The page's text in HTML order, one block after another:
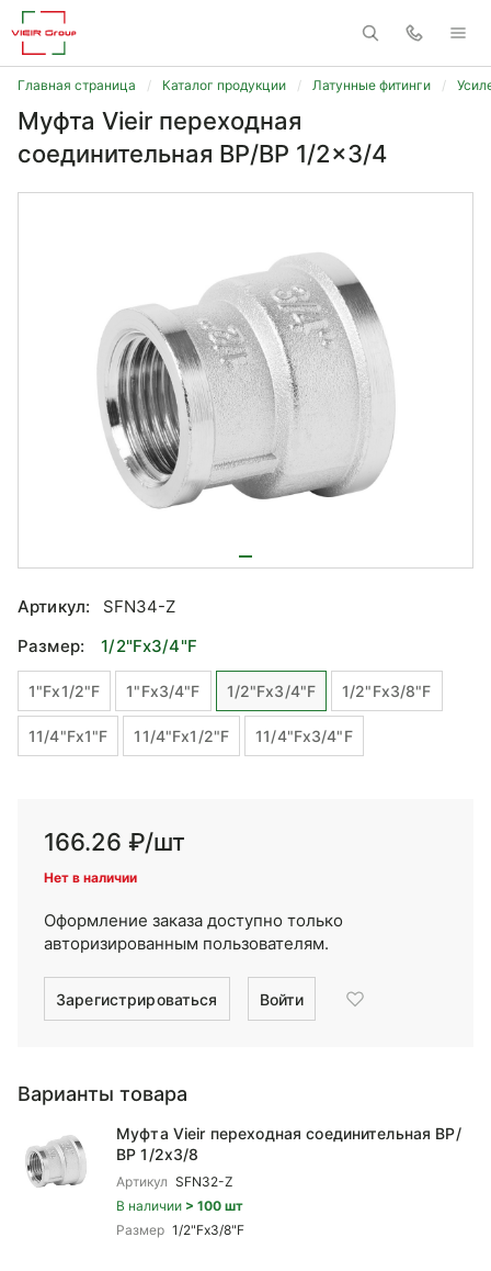
Главная страница Каталог продукции Латунные фитинги
Муфта Vieir переходная
соединительная ВР/ВР 1/2x3/4
Артикул:
SFN34-Z
Размер:
1/2"Fx3/4"F
1"Fx1/2"F 1"Fx3/4"F 1/2"Fx3/4"F 1/2"Fx3/8"F
11/4"Fx1"F 11/4"Fx1/2"F 11/4"Fx3/4"F
166.26 ₽/шт
Нет в наличии
Оформление заказа доступно только
авторизированным пользователям.
Зарегистрироваться Войти
Варианты товара
Муфта Vieir переходная соединительная ВР/
ВР 1/2x3/8
Артикул SFN32-Z
В наличии > 100 шт
Размер 1/2"Fx3/8"F